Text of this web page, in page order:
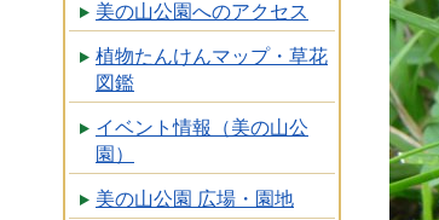
美の山公園へのアクセス
植物たんけんマップ・草花
図鑑
イベント情報（美の山公
園）
美の山公園 広場・園地